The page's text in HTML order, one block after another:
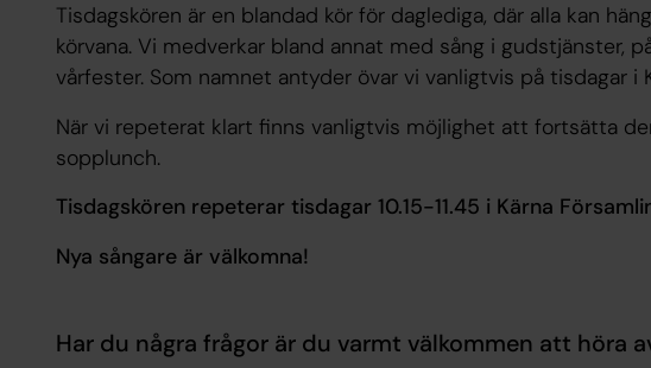
Tisdagskören är en blandad kör för daglediga, där alla kan
körvana. Vi medverkar bland annat med sång i gudstjänster,
vårfester. Som namnet antyder övar vi vanligtvis på tisdagar i
När vi repeterat klart finns vanligtvis möjlighet att fortsätta
sopplunch.
Tisdagskören repeterar tisdagar 10.15-11.45 i Kärna
Nya sångare är välkomna!
Har du några frågor är du varmt välkommen att höra